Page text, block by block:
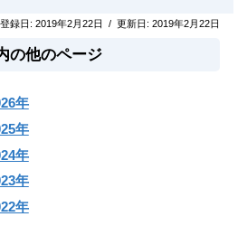
登録日: 2019年2月22日 / 更新日: 2019年2月22日
の他のページ
年
年
年
年
年